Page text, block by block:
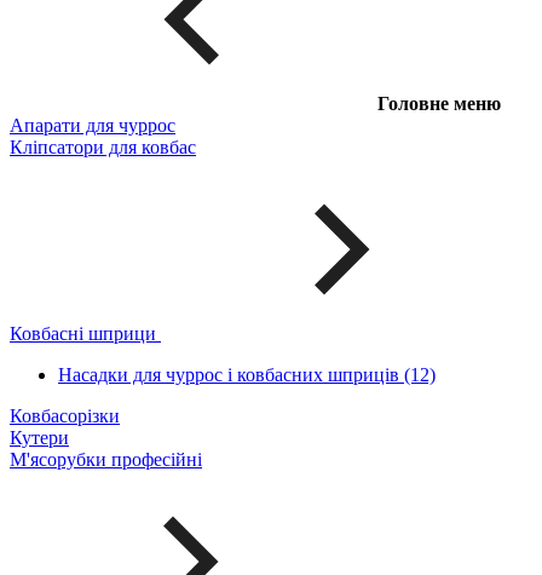
Головне меню
Апарати для чуррос
Кліпсатори для ковбас
Ковбасні шприци
Насадки для чуррос і ковбасних шприців (12)
Ковбасорізки
Кутери
М'ясорубки професійні